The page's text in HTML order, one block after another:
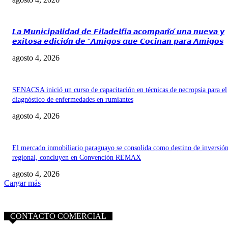
𝙇𝙖 𝙈𝙪𝙣𝙞𝙘𝙞𝙥𝙖𝙡𝙞𝙙𝙖𝙙 𝙙𝙚 𝙁𝙞𝙡𝙖𝙙𝙚𝙡𝙛𝙞𝙖 𝙖𝙘𝙤𝙢𝙥𝙖𝙣̃𝙤́ 𝙪𝙣𝙖 𝙣𝙪𝙚𝙫𝙖 𝙮
𝙚𝙭𝙞𝙩𝙤𝙨𝙖 𝙚𝙙𝙞𝙘𝙞𝙤́𝙣 𝙙𝙚 “𝘼𝙢𝙞𝙜𝙤𝙨 𝙦𝙪𝙚 𝘾𝙤𝙘𝙞𝙣𝙖𝙣 𝙥𝙖𝙧𝙖 𝘼𝙢𝙞𝙜𝙤𝙨
agosto 4, 2026
SENACSA inició un curso de capacitación en técnicas de necropsia para el
diagnóstico de enfermedades en rumiantes
agosto 4, 2026
El mercado inmobiliario paraguayo se consolida como destino de inversión
regional, concluyen en Convención REMAX
agosto 4, 2026
Cargar más
CONTACTO COMERCIAL